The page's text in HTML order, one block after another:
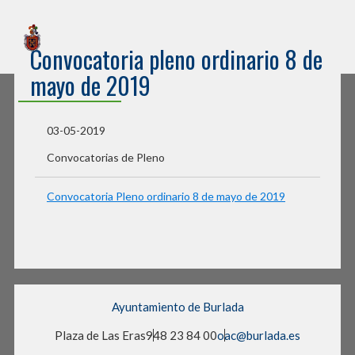
Ayuntamiento de Burlada
Convocatoria pleno ordinario 8 de
mayo de 2019
03-05-2019
Convocatorias de Pleno
Convocatoria Pleno ordinario 8 de mayo de 2019
Ayuntamiento de Burlada
Plaza de Las Eras948 23 84 00oac@burlada.es